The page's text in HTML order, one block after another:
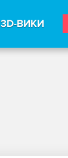
3D-ВИКИ